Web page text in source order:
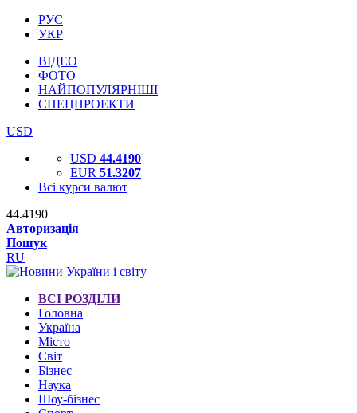
РУС
УКР
ВІДЕО
ФОТО
НАЙПОПУЛЯРНІШІ
СПЕЦПРОЕКТИ
USD
USD 44.4190
EUR 51.3207
Всі курси валют
44.4190
Авторизація
Пошук
RU
ВСІ РОЗДІЛИ
Головна
Україна
Місто
Світ
Бізнес
Наука
Шоу-бізнес